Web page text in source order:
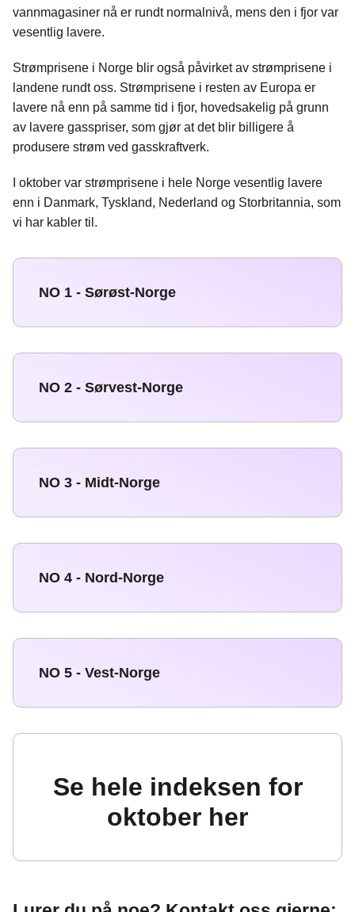
vannmagasiner nå er rundt normalnivå, mens den i fjor var
vesentlig lavere.
Strømprisene i Norge blir også påvirket av strømprisene i
landene rundt oss. Strømprisene i resten av Europa er
lavere nå enn på samme tid i fjor, hovedsakelig på grunn
av lavere gasspriser, som gjør at det blir billigere å
produsere strøm ved gasskraftverk.
I oktober var strømprisene i hele Norge vesentlig lavere
enn i Danmark, Tyskland, Nederland og Storbritannia, som
vi har kabler til.
NO 1 - Sørøst-Norge
NO 2 - Sørvest-Norge
NO 3 - Midt-Norge
NO 4 - Nord-Norge
NO 5 - Vest-Norge
Se hele indeksen for
oktober her